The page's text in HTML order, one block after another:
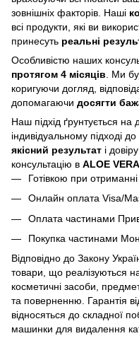
зовнішніх факторів. Наші
всі продукти, які ви
принесуть реальні
Особливістю наших
протягом 4 місяців . Ми
коригуючи догляд,
допомагаючи досягти
Наш підхід ґрунтується на
індивідуальному підході
якісний результат і
консультацію в ALOE
Готівкою при отриманні
Онлайн оплата Visa/
Оплата частинами
Покупка частинами
Відповідно до Закону
товари, що реалізуються
косметичні засоби,
та поверненню. Гарантія
відносяться до складної
машинки для видалення